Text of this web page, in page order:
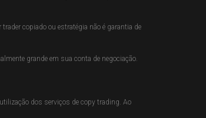
copiado ou estratégia não é garantia de
grande em sua conta de negociação.
dos serviços de copy trading. Ao